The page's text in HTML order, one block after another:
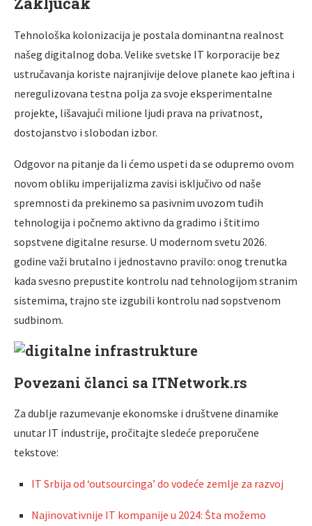
Tehnološka kolonizacija je postala dominantna realnost
našeg digitalnog doba. Velike svetske IT korporacije bez
ustručavanja koriste najranjivije delove planete kao jeftina i
neregulizovana testna polja za svoje eksperimentalne
projekte, lišavajući milione ljudi prava na privatnost,
dostojanstvo i slobodan izbor.
Odgovor na pitanje da li ćemo uspeti da se odupremo ovom
novom obliku imperijalizma zavisi isključivo od naše
spremnosti da prekinemo sa pasivnim uvozom tuđih
tehnologija i počnemo aktivno da gradimo i štitimo
sopstvene digitalne resurse. U modernom svetu 2026.
godine važi brutalno i jednostavno pravilo: onog trenutka
kada svesno prepustite kontrolu nad tehnologijom stranim
sistemima, trajno ste izgubili kontrolu nad sopstvenom
sudbinom.
Povezani članci sa ITNetwork.rs
Za dublje razumevanje ekonomske i društvene dinamike
unutar IT industrije, pročitajte sledeće preporučene
tekstove:
IT Srbija od ‘outsourcinga’ do vodeće zemlje za razvoj
Najinovativnije IT kompanije u 2024: Šta možemo